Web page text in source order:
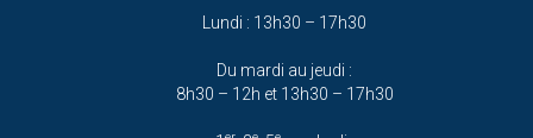
Lundi : 13h30 – 17h30
Du mardi au jeudi :
8h30 – 12h et 13h30 – 17h30